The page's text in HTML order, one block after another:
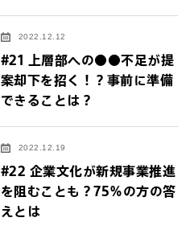
2022.12.12
#21 上層部への●●不足が提
案却下を招く！？事前に準備
できることは？
2022.12.19
#22 企業文化が新規事業推進
を阻むことも？75％の方の答
えとは